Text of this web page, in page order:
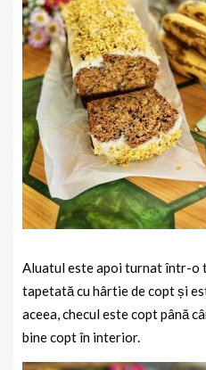
Aluatul este apoi turnat într-o
tapetată cu hârtie de copt și
aceea, checul este copt până
bine copt în interior.